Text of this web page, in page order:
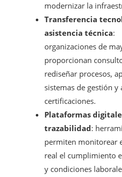
modernizar la
Transferencia
asistencia técnica:
organizaciones de
proporcionan
rediseñar procesos,
sistemas de gestión y
certificaciones.
Plataformas
trazabilidad:
permiten monitorear
real el cumplimiento
y condiciones